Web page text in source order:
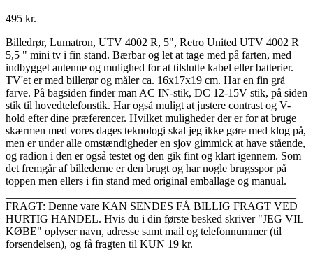
495 kr.
Billedrør, Lumatron, UTV 4002 R, 5", Retro United UTV 4002 R
5,5 " mini tv i fin stand. Bærbar og let at tage med på farten, med
indbygget antenne og mulighed for at tilslutte kabel eller batterier.
TV'et er med billerør og måler ca. 16x17x19 cm. Har en fin grå
farve. På bagsiden finder man AC IN-stik, DC 12-15V stik, på siden
stik til hovedtelefonstik. Har også muligt at justere contrast og V-
hold efter dine præferencer. Hvilket muligheder der er for at bruge
skærmen med vores dages teknologi skal jeg ikke gøre med klog på,
men er under alle omstændigheder en sjov gimmick at have stående,
og radion i den er også testet og den gik fint og klart igennem. Som
det fremgår af billederne er den brugt og har nogle brugsspor på
toppen men ellers i fin stand med original emballage og manual.
FRAGT: Denne vare KAN SENDES FÅ BILLIG FRAGT VED
HURTIG HANDEL. Hvis du i din første besked skriver "JEG VIL
KØBE" oplyser navn, adresse samt mail og telefonnummer (til
forsendelsen), og få fragten til KUN 19 kr.